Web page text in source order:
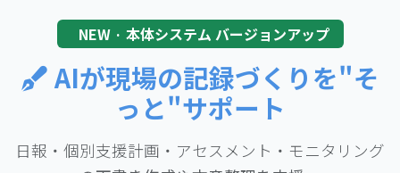
NEW · 本体システム バージョンアップ
AIが現場の記録づくりを"そ
っと"サポート
日報・個別支援計画・アセスメント・モニタリング